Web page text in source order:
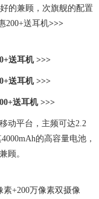
的兼顾，次旗舰的配置
200+送耳机>>>
送耳机 >>>
送耳机 >>>
送耳机 >>>
动平台，主频可达2.2
的高容量电池，
顾。
素+200万像素双摄像